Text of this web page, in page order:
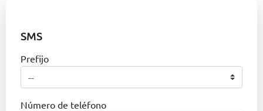
SMS
Prefijo
Número de teléfono